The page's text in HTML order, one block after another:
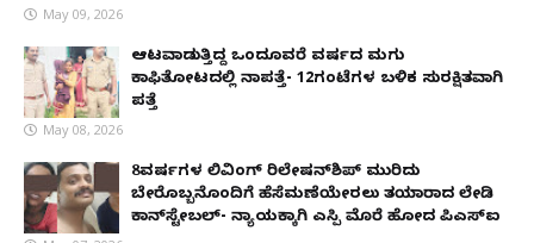
May 09, 2026
ಆಟವಾಡುತ್ತಿದ್ದ ಒಂದೂವರೆ ವರ್ಷದ ಮಗು
ಕಾಫಿತೋಟದಲ್ಲಿ ನಾಪತ್ತೆ- 12ಗಂಟೆಗಳ ಬಳಿಕ ಸುರಕ್ಷಿತವಾಗಿ
ಪತ್ತೆ
May 08, 2026
8ವರ್ಷಗಳ ಲಿವಿಂಗ್‌ ರಿಲೇಷನ್‌ಶಿಪ್ ಮುರಿದು
ಬೇರೊಬ್ಬನೊಂದಿಗೆ ಹೆಸೆಮಣೆಯೇರಲು ತಯಾರಾದ ಲೇಡಿ
ಕಾನ್‌ಸ್ಟೇಬಲ್- ನ್ಯಾಯಕ್ಕಾಗಿ ಎಸ್ಪಿ ಮೊರೆ ಹೋದ ಪಿಎಸ್ಐ